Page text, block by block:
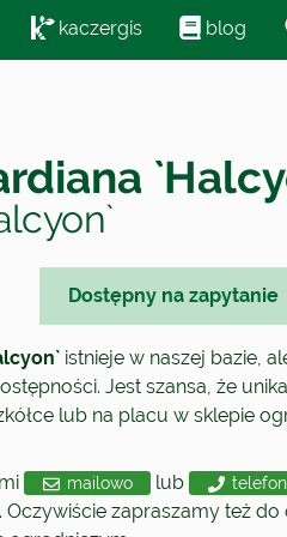
kaczergis blog
Dostępny na zapytanie
istnieje w naszej bazie,
Jest szansa, że
lub na placu w sklepie
mailowo lub
Oczywiście zapraszamy też do